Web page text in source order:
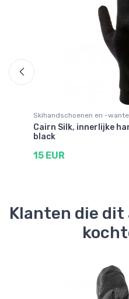
Skihandschoenen en -
Cairn Silk, innerlijke
black
15 EUR
Klanten die